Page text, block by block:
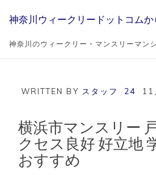
神奈川ウィークリードットコム
神奈川のウィークリー・マンスリーマン
WRITTEN BY スタッフ 24 11
横浜市マンスリー
クセス良好 好立地
おすすめ